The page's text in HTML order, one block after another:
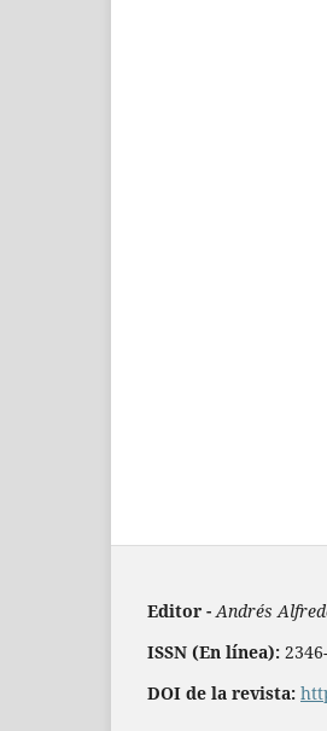
Editor - Andrés
ISSN (En línea):
DOI de la revista: